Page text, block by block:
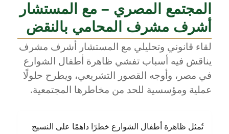
تحليلية
مع
المستشار
أشرف
مشرف
المحامي
بالنقض
المجتمع المصري – مع المستشار
أشرف مشرف المحامي بالنقض
لقاء قانوني وتحليلي مع المستشار أشرف مشرف
يناقش فيه أسباب تفشي ظاهرة أطفال الشوارع
في مصر، وأوجه القصور التشريعي، ويطرح حلولًا
عملية ومؤسسية للحد من مخاطرها المجتمعية.
تُمثل ظاهرة أطفال الشوارع خطرًا داهمًا على النسيج